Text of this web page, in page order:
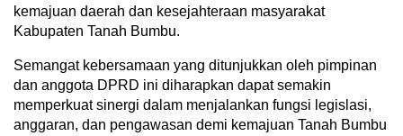
kemajuan daerah dan kesejahteraan masyarakat
Kabupaten Tanah Bumbu.
Semangat kebersamaan yang ditunjukkan oleh pimpinan
dan anggota DPRD ini diharapkan dapat semakin
memperkuat sinergi dalam menjalankan fungsi legislasi,
anggaran, dan pengawasan demi kemajuan Tanah Bumbu